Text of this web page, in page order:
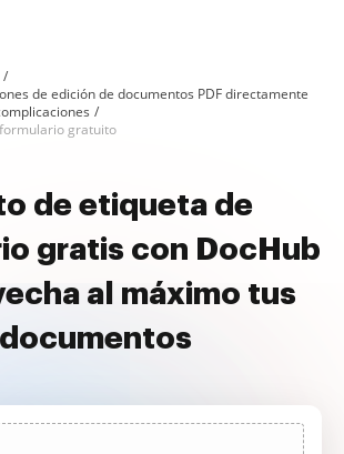
de edición de documentos PDF directamente
gratuito
de etiqueta de
gratis con DocHub
al máximo tus
documentos